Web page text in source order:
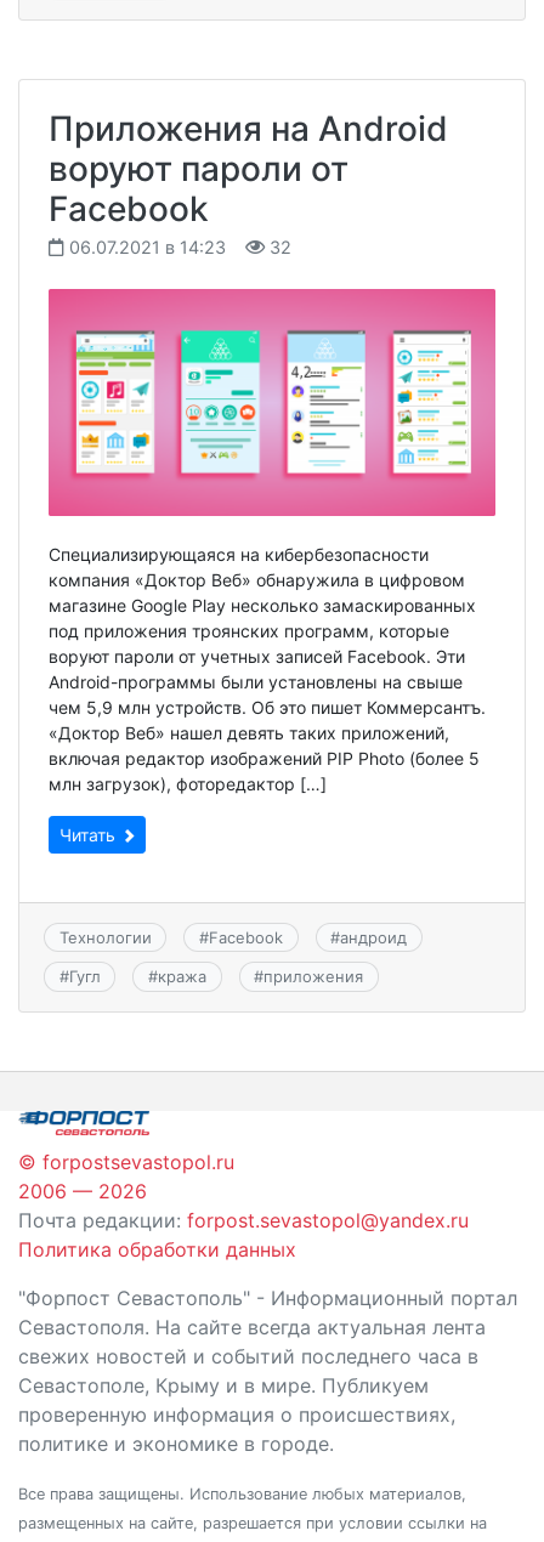
Приложения на Android
воруют пароли от
Facebook
06.07.2021 в 14:23 32
Специализирующаяся на кибербезопасности
компания «Доктор Веб» обнаружила в цифровом
магазине Google Play несколько замаскированных
под приложения троянских программ, которые
воруют пароли от учетных записей Facebook. Эти
Android-программы были установлены на свыше
чем 5,9 млн устройств. Об это пишет Коммерсантъ.
«Доктор Веб» нашел девять таких приложений,
включая редактор изображений PIP Photo (более 5
млн загрузок), фоторедактор […]
Читать
Технологии #Facebook #андроид
#Гугл #кража #приложения
© forpostsevastopol.ru
2006 — 2026
Почта редакции: forpost.sevastopol@yandex.ru
Политика обработки данных
"Форпост Севастополь" - Информационный портал
Севастополя. На сайте всегда актуальная лента
свежих новостей и событий последнего часа в
Севастополе, Крыму и в мире. Публикуем
проверенную информация о происшествиях,
политике и экономике в городе.
Все права защищены. Использование любых материалов,
размещенных на сайте, разрешается при условии ссылки на